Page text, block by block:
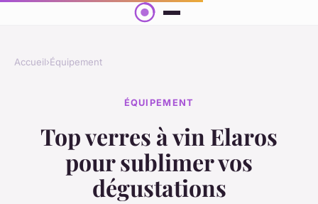
Accueil›Équipement
ÉQUIPEMENT
Top verres à vin Elaros
pour sublimer vos
dégustations